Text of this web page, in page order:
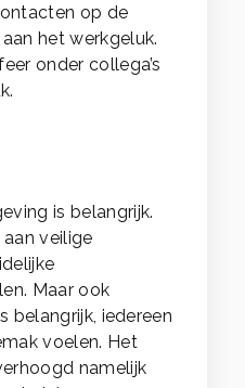
op de
het werkgeluk.
onder collega’s
is belangrijk.
aan veilige
Maar ook
belangrijk, iedereen
voelen. Het
namelijk